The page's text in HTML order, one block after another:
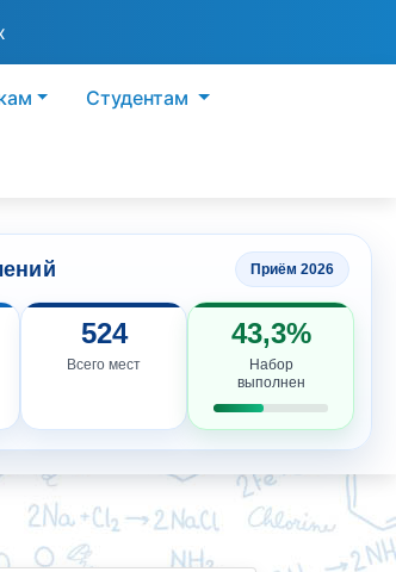
Студентам
Приём 2026
524
Всего мест
43,3%
Набор
выполнен